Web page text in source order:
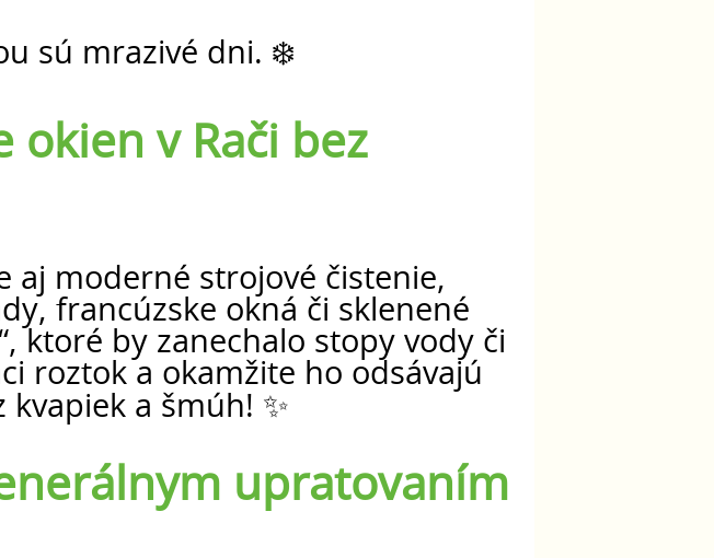
sú mrazivé dni. ❄️
okien v Rači bez
aj moderné strojové čistenie,
francúzske okná či sklenené
ktoré by zanechalo stopy vody či
roztok a okamžite ho odsávajú
a šmúh! ✨
upratovaním